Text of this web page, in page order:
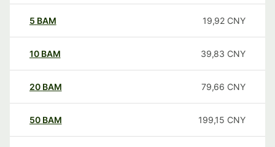
5 BAM 19,92 CNY
10 BAM 39,83 CNY
20 BAM 79,66 CNY
50 BAM 199,15 CNY